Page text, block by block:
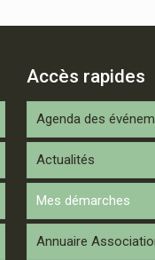
Accès rapides
Agenda des
Actualités
Mes démarches
Annuaire